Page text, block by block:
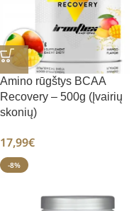
Amino rūgštys BCAA
Recovery – 500g (Įvairių
skonių)
17,99€
-8%